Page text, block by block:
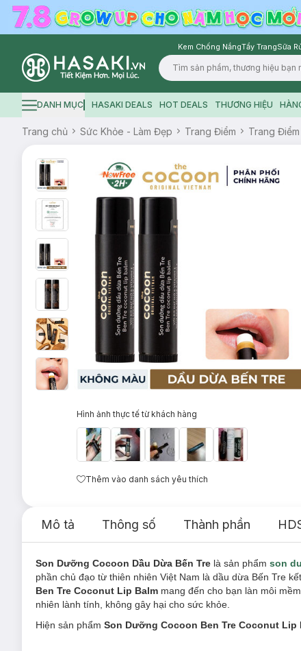
Kem Chống NắngTẩy TrangSữa
Logo
Hamburger icon
DANH MỤC HASAKI DEALS HOT DEALS THƯƠNG HIỆU
Trang chủ Sức Khỏe - Làm Đẹp Trang Điểm Trang
Hình ảnh thực tế từ khách hàng
Thêm vào danh sách yêu thích
Mô tả Thông số Thành phần
Son Dưỡng Cocoon Dầu Dừa Bến Tre là sản phẩm son
phần chủ đạo từ thiên nhiên Việt Nam là dầu dừa Bến Tre
Ben Tre Coconut Lip Balm mang đến cho bạn làn môi
nhiên lành tính, không gây hại cho sức khỏe.
Hiện sản phẩm Son Dưỡng Cocoon Ben Tre Coconut Lip